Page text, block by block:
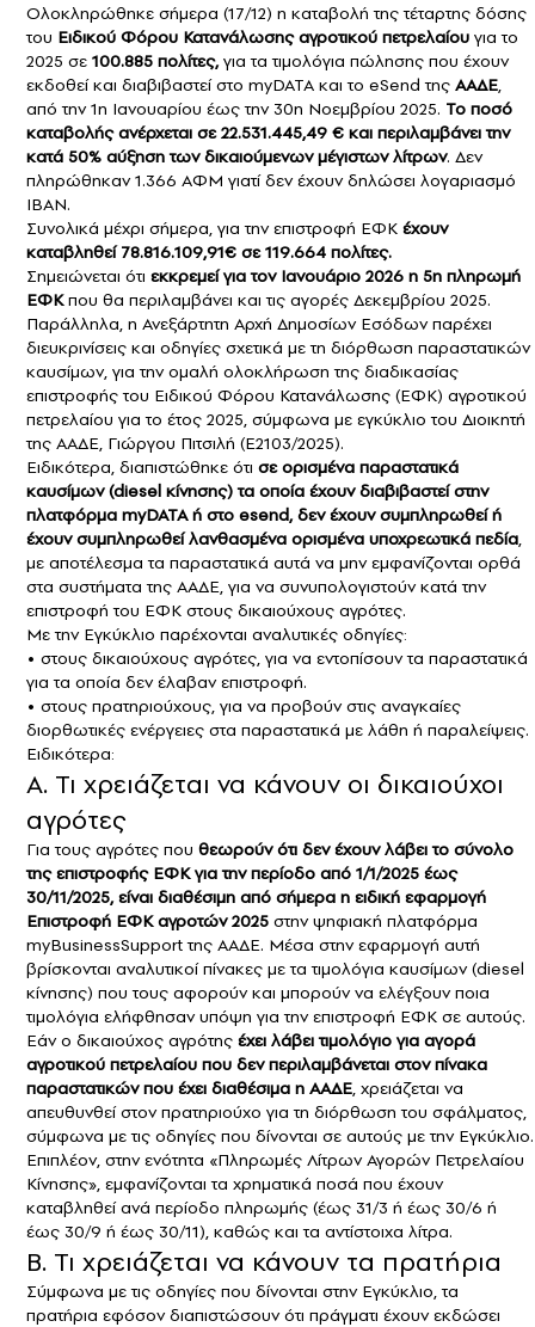
Ολοκληρώθηκε σήμερα (17/12) η καταβολή της τέταρτης δόσης
του Ειδικού Φόρου Κατανάλωσης αγροτικού πετρελαίου για το
2025 σε 100.885 πολίτες,για τα τιμολόγια πώλησης που έχουν
εκδοθεί και διαβιβαστεί στο myDATA και το eSend της ΑΑΔΕ,
από την 1η Ιανουαρίου έως την 30η Νοεμβρίου 2025. Το ποσό
καταβολής ανέρχεται σε 22.531.445,49 € και περιλαμβάνει την
κατά 50% αύξηση των δικαιούμενων μέγιστων λίτρων. Δεν
πληρώθηκαν 1.366 ΑΦΜ γιατί δεν έχουν δηλώσει λογαριασμό
ΙΒΑΝ.
Συνολικά μέχρι σήμερα, για την επιστροφή ΕΦΚ έχουν
καταβληθεί 78.816.109,91€ σε 119.664 πολίτες.
Σημειώνεται ότι εκκρεμεί για τον Ιανουάριο 2026 η 5η πληρωμή
ΕΦΚπου θα περιλαμβάνει και τις αγορές Δεκεμβρίου 2025.
Παράλληλα, η Ανεξάρτητη Αρχή Δημοσίων Εσόδων παρέχει
διευκρινίσεις και οδηγίες σχετικά με τη διόρθωση παραστατικών
καυσίμων, για την ομαλή ολοκλήρωση της διαδικασίας
επιστροφής του Ειδικού Φόρου Κατανάλωσης (ΕΦΚ) αγροτικού
πετρελαίου για το έτος 2025, σύμφωνα με εγκύκλιο του Διοικητή
της ΑΑΔΕ, Γιώργου Πιτσιλή (Ε2103/2025).
Ειδικότερα, διαπιστώθηκε ότι σε ορισμένα παραστατικά
καυσίμων (diesel κίνησης) τα οποία έχουν διαβιβαστεί στην
πλατφόρμα myDATA ή στο esend, δεν έχουν συμπληρωθεί ή
έχουν συμπληρωθεί λανθασμένα ορισμένα υποχρεωτικά πεδία,
με αποτέλεσμα τα παραστατικά αυτά να μην εμφανίζονται ορθά
στα συστήματα της ΑΑΔΕ, για να συνυπολογιστούν κατά την
επιστροφή του ΕΦΚ στους δικαιούχους αγρότες.
Με την Εγκύκλιο παρέχονται αναλυτικές οδηγίες:
• στους δικαιούχους αγρότες, για να εντοπίσουν τα παραστατικά
για τα οποία δεν έλαβαν επιστροφή.
• στους πρατηριούχους, για να προβούν στις αναγκαίες
διορθωτικές ενέργειες στα παραστατικά με λάθη ή παραλείψεις.
Ειδικότερα:
Α. Τι χρειάζεται να κάνουν οι δικαιούχοι
αγρότες
Για τους αγρότες που θεωρούν ότι δεν έχουν λάβει το σύνολο
της επιστροφής ΕΦΚ για την περίοδο από 1/1/2025 έως
30/11/2025, είναι διαθέσιμη από σήμερα η ειδική εφαρμογή
Επιστροφή ΕΦΚ αγροτών 2025 στην ψηφιακή πλατφόρμα
myBusinessSupport της ΑΑΔΕ. Μέσα στην εφαρμογή αυτή
βρίσκονται αναλυτικοί πίνακες με τα τιμολόγια καυσίμων (diesel
κίνησης) που τους αφορούν και μπορούν να ελέγξουν ποια
τιμολόγια ελήφθησαν υπόψη για την επιστροφή ΕΦΚ σε αυτούς.
Εάν ο δικαιούχος αγρότης έχει λάβει τιμολόγιο για αγορά
αγροτικού πετρελαίου που δεν περιλαμβάνεται στον πίνακα
παραστατικών που έχει διαθέσιμα η ΑΑΔΕ, χρειάζεται να
απευθυνθεί στον πρατηριούχο για τη διόρθωση του σφάλματος,
σύμφωνα με τις οδηγίες που δίνονται σε αυτούς με την Εγκύκλιο.
Επιπλέον, στην ενότητα «Πληρωμές Λίτρων Αγορών Πετρελαίου
Κίνησης», εμφανίζονται τα χρηματικά ποσά που έχουν
καταβληθεί ανά περίοδο πληρωμής (έως 31/3 ή έως 30/6 ή
έως 30/9 ή έως 30/11), καθώς και τα αντίστοιχα λίτρα.
Β. Τι χρειάζεται να κάνουν τα πρατήρια
Σύμφωνα με τις οδηγίες που δίνονται στην Εγκύκλιο, τα
πρατήρια εφόσον διαπιστώσουν ότι πράγματι έχουν εκδώσει